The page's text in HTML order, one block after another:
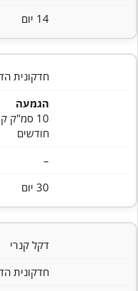
14 יום
חדקונית
הגמעה
חודשים
–
30 יום
דקל קנרי
חדקונית